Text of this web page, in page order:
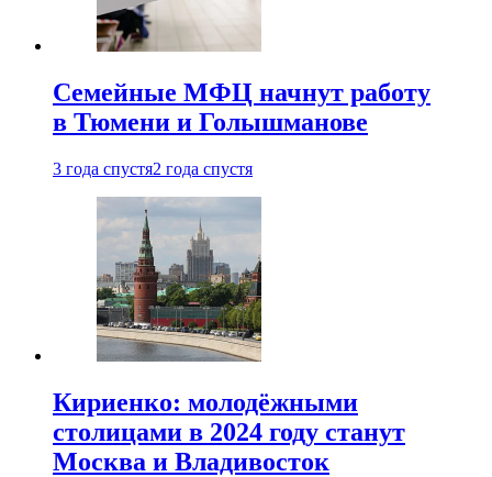
Семейные МФЦ начнут работу
в Тюмени и Голышманове
3 года спустя2 года спустя
Кириенко: молодёжными
столицами в 2024 году станут
Москва и Владивосток